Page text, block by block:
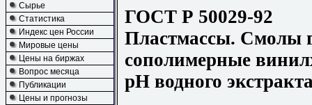
Сырье
Статистика
Индекс цен России
Мировые цены
Цены на биржах
Вопрос месяца
Публикации
Цены и прогнозы
ГОСТ Р 50029-92
Пластмассы. Смолы
сополимерные
рН водного